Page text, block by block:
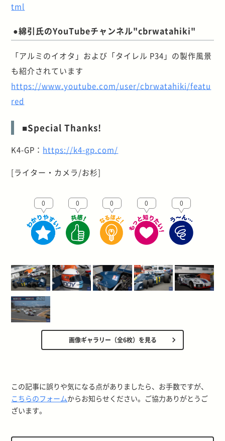
tml
●綿引氏のYouTubeチャンネル"cbrwatahiki"
「アルミのイオタ」および「タイレル P34」の製作風景
も紹介されています
https://www.youtube.com/user/cbrwatahiki/featu
red
■Special Thanks!
K4-GP： https://k4-gp.com/
[ライター・カメラ/お杉]
0 0 0 0 0
画像ギャラリー（全6枚）を見る
この記事に誤りや気になる点がありましたら、お手数ですが、
こちらのフォームからお知らせください。ご協力ありがとうご
ざいます。